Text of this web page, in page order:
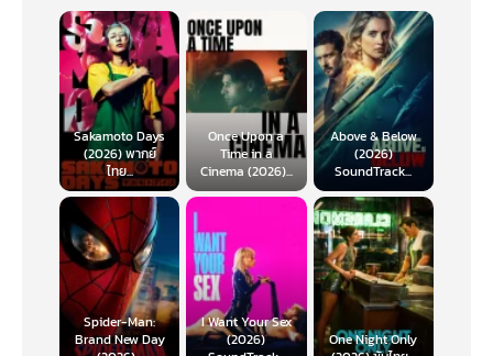
Sakamoto Days
(2026) พากย์
ไทย...
Once Upon a
Time in a
Cinema (2026)...
Above & Below
(2026)
SoundTrack...
Spider-Man:
Brand New Day
I Want Your Sex
(2026)
One Night Only